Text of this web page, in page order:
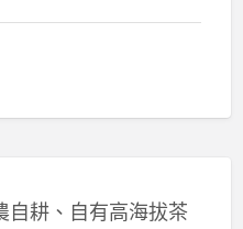
自耕、自有高海拔茶